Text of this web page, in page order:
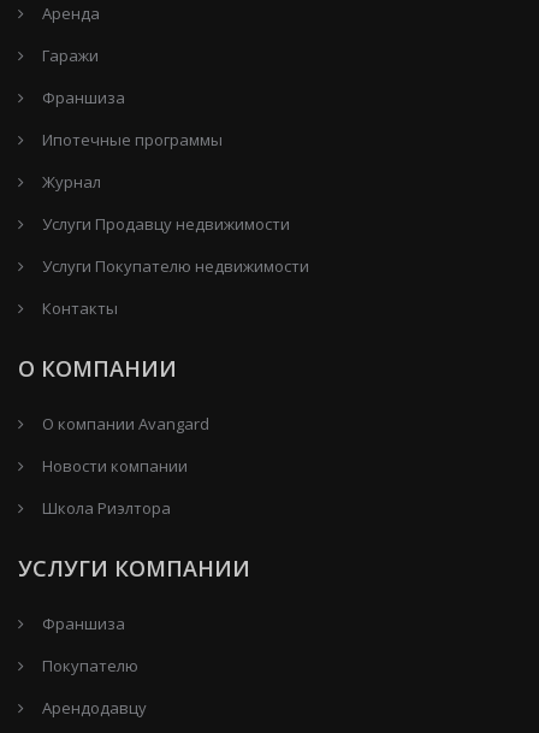
Аренда
Гаражи
Франшиза
Ипотечные программы
Журнал
Услуги Продавцу недвижимости
Услуги Покупателю недвижимости
Контакты
О КОМПАНИИ
О компании Avangard
Новости компании
Школа Риэлтора
УСЛУГИ КОМПАНИИ
Франшиза
Покупателю
Арендодавцу